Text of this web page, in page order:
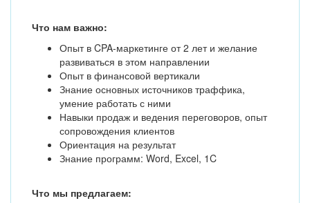
Что нам важно:
Опыт в CPA-маркетинге от 2 лет и желание
развиваться в этом направлении
Опыт в финансовой вертикали
Знание основных источников траффика,
умение работать с ними
Навыки продаж и ведения переговоров, опыт
сопровождения клиентов
Ориентация на результат
Знание программ: Word, Excel, 1C
Что мы предлагаем: